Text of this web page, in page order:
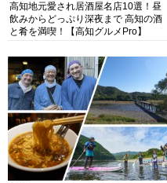
高知地元愛され居酒屋名店10選！昼
飲みからどっぷり深夜まで 高知の酒
と肴を満喫！【高知グルメPro】